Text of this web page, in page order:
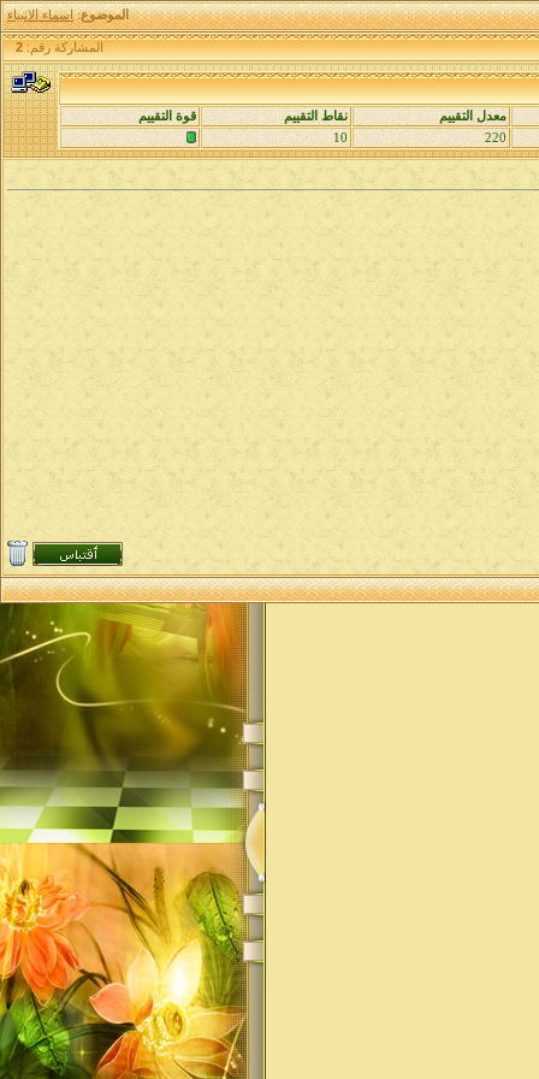
الموضوع:اسماء الانبياء
المشاركة رقم:2
معدل التقييم نقاط التقييم
قوة التقييم
220
10